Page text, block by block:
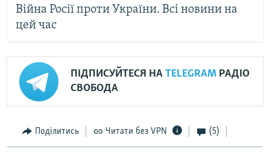
Війна Росії проти України. Всі новини на
цей час
ПІДПИСУЙТЕСЯ НА TELEGRAM РАДІО
СВОБОДА
Поділитись Читати без VPN (5)